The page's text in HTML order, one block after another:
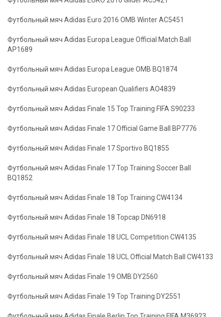
Футбольный мяч Adidas Euro 2016 OMB Winter AC5451
Футбольный мяч Adidas Europa League Official Match Ball
AP1689
Футбольный мяч Adidas Europa League OMB BQ1874
Футбольный мяч Adidas European Qualifiers AO4839
Футбольный мяч Adidas Finale 15 Top Training FIFA S90233
Футбольный мяч Adidas Finale 17 Official Game Ball BP7776
Футбольный мяч Adidas Finale 17 Sportivo BQ1855
Футбольный мяч Adidas Finale 17 Top Training Soccer Ball
BQ1852
Футбольный мяч Adidas Finale 18 Top Training CW4134
Футбольный мяч Adidas Finale 18 Topcap DN6918
Футбольный мяч Adidas Finale 18 UCL Competition CW4135
Футбольный мяч Adidas Finale 18 UCL Official Match Ball CW4133
Футбольный мяч Adidas Finale 19 OMB DY2560
Футбольный мяч Adidas Finale 19 Top Training DY2551